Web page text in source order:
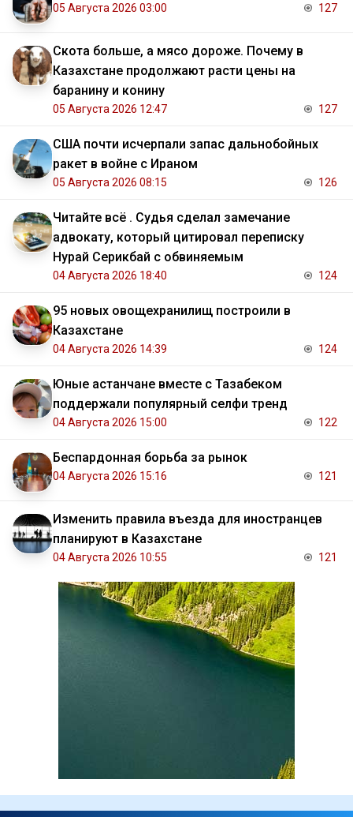
05 Августа 2026 03:00 127
Скота больше, а мясо дороже. Почему в
Казахстане продолжают расти цены на
баранину и конину
05 Августа 2026 12:47 127
США почти исчерпали запас дальнобойных
ракет в войне с Ираном
05 Августа 2026 08:15 126
Читайте всё . Судья сделал замечание
адвокату, который цитировал переписку
Нурай Серикбай с обвиняемым
04 Августа 2026 18:40 124
95 новых овощехранилищ построили в
Казахстане
04 Августа 2026 14:39 124
Юные астанчане вместе с Тазабеком
поддержали популярный селфи тренд
04 Августа 2026 15:00 122
Беспардонная борьба за рынок
04 Августа 2026 15:16 121
Изменить правила въезда для иностранцев
планируют в Казахстане
04 Августа 2026 10:55 121